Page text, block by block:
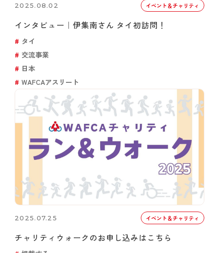
2025.08.02 イベント＆チャリティ
インタビュー｜伊集南さん タイ初訪問！
タイ
交流事業
日本
WAFCAアスリート
2025.07.25 イベント＆チャリティ
チャリティウォークのお申し込みはこちら